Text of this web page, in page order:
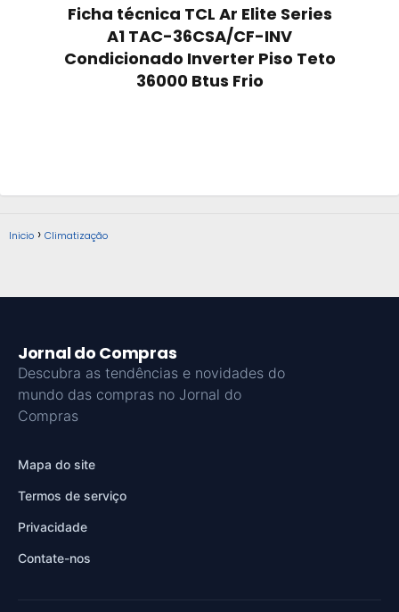
Ficha técnica TCL Ar Elite Series
A1 TAC-36CSA/CF-INV
Condicionado Inverter Piso Teto
36000 Btus Frio
Inicio Climatização
Jornal do Compras
Descubra as tendências e novidades do
mundo das compras no Jornal do
Compras
Mapa do site
Termos de serviço
Privacidade
Contate-nos